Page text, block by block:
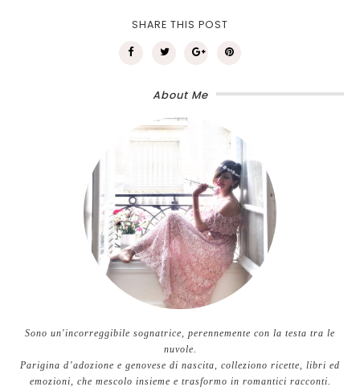
SHARE THIS POST
About Me
Sono un'incorreggibile sognatrice, perennemente con la testa tra le
nuvole.
Parigina d’adozione e genovese di nascita, colleziono ricette, libri ed
emozioni, che mescolo insieme e trasformo in romantici racconti.